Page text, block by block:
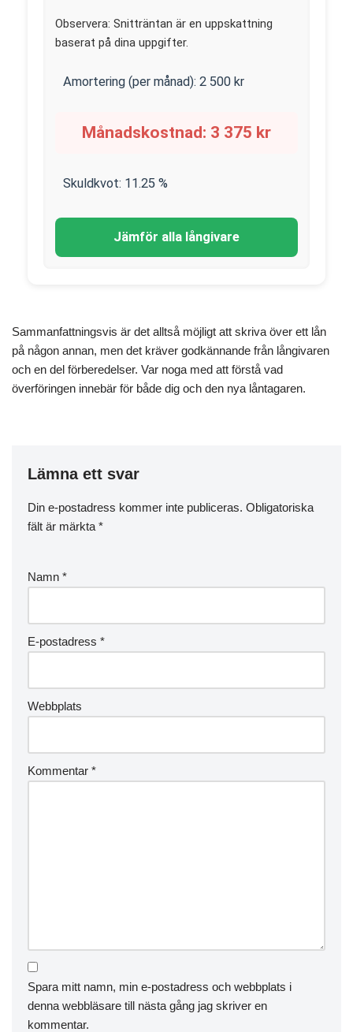
Observera: Snitträntan är en uppskattning
baserat på dina uppgifter.
Amortering (per månad): 2 500 kr
Månadskostnad: 3 375 kr
Skuldkvot: 11.25 %
Jämför alla långivare
Sammanfattningsvis är det alltså möjligt att skriva över ett lån
på någon annan, men det kräver godkännande från långivaren
och en del förberedelser. Var noga med att förstå vad
överföringen innebär för både dig och den nya låntagaren.
Lämna ett svar
Din e-postadress kommer inte publiceras. Obligatoriska
fält är märkta *
Namn *
E-postadress *
Webbplats
Kommentar *
Spara mitt namn, min e-postadress och webbplats i
denna webbläsare till nästa gång jag skriver en
kommentar.